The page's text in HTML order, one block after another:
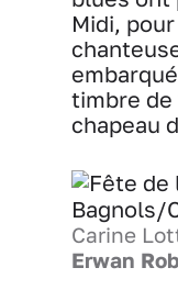
Midi,
timbre de
chapeau
Carine
Erwan